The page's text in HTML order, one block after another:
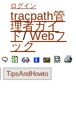
ログイン
tracpath管
理者ガイ
ド Webフ
ック
TipsAndHowto